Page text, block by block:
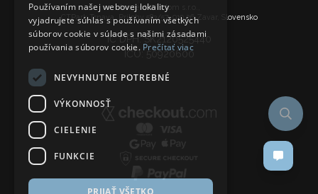
Ancient Wisdom s.r.o.,
CTPark Trnava, Prílohy 583/57, 919 26 Zavar, Slovensko
IČ DPH: SK2120525440
IČO: 50920600
Používaním našej webovej lokality
vyjadrujete súhlas s používaním všetkých
súborov cookie v súlade s našimi zásadami
používania súborov cookie. Prečítať viac
NEVYHNUTNE POTREBNÉ
VÝKONNOSŤ
CIELENIE
FUNKCIE
PRIJAŤ VŠETKO